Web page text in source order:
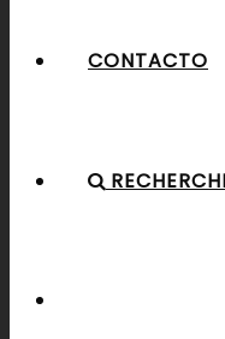
CONTACTO